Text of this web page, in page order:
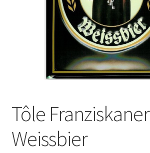
Une histoire de plaques émaillées
Tôle Franziskaner
Weissbier